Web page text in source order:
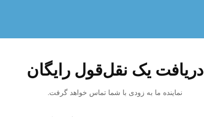
دریافت یک نقل‌قول رایگان
نماینده ما به زودی با شما تماس خواهد گرفت.